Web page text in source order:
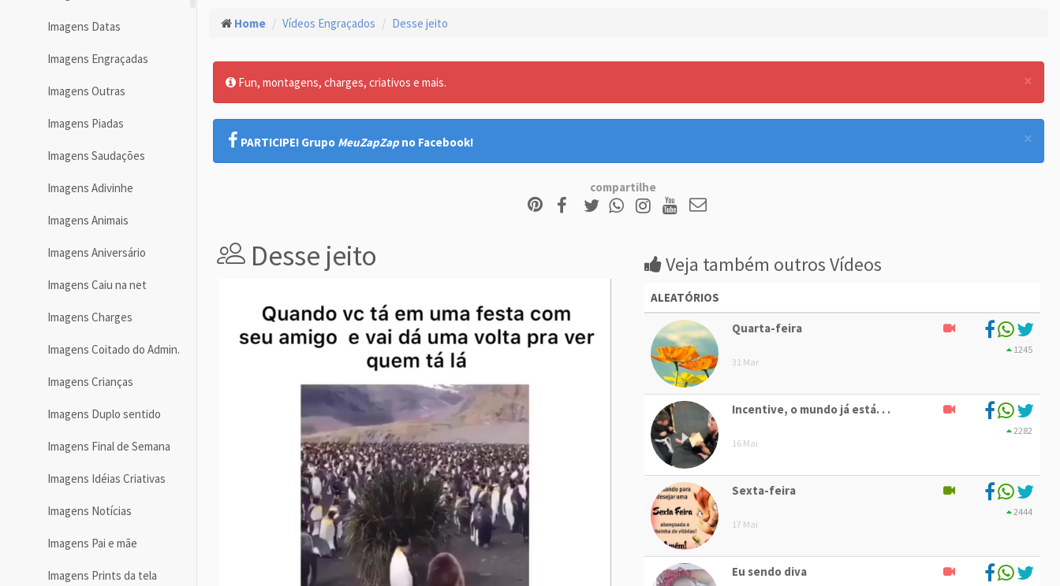
Imagens Datas
Imagens Engraçadas
Imagens Outras
Imagens Piadas
Imagens Saudações
Imagens Adivinhe
Imagens Animais
Imagens Aniversário
Imagens Caiu na net
Imagens Charges
Imagens Coitado do Admin.
Imagens Crianças
Imagens Duplo sentido
Imagens Final de Semana
Imagens Idéias Criativas
Imagens Notícias
Imagens Pai e mãe
Imagens Prints da tela
Home Vídeos Engraçados Desse jeito
×
Fun, montagens, charges, criativos e mais.
×
PARTICIPE! Grupo MeuZapZap no Facebook!
compartilhe
Desse jeito Veja também outros Vídeos
ALEATÓRIOS
Quarta-feira
31 Mar
1245
Incentive, o mundo já está. . .
16 Mai
2282
Sexta-feira
17 Mai
2444
Eu sendo diva